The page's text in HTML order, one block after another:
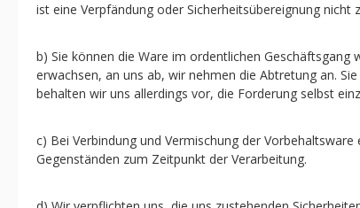
ist eine Verpfändung oder Sicherheitsübereignung nicht
b) Sie können die Ware im ordentlichen
erwachsen, an uns ab, wir nehmen die Abtretung an.
behalten wir uns allerdings vor, die Forderung selbst
c) Bei Verbindung und Vermischung der
Gegenständen zum Zeitpunkt der Verarbeitung.